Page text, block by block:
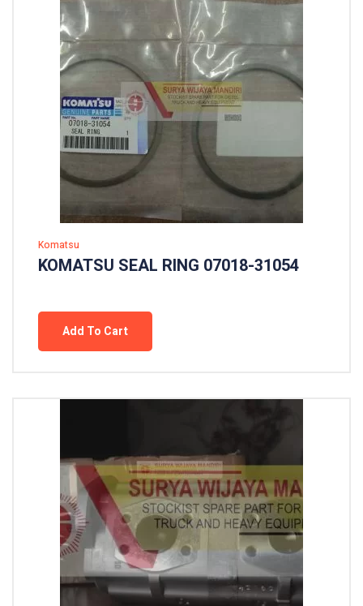
Komatsu
KOMATSU SEAL RING 07018-31054
Add To Cart